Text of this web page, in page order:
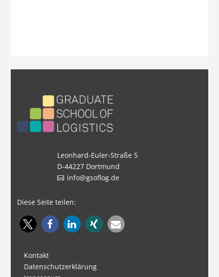
Leonhard-Euler-Straße 5
D-44227 Dortmund
info@gsoflog.de
Diese Seite teilen:
Kontakt
Datenschutzerklärung